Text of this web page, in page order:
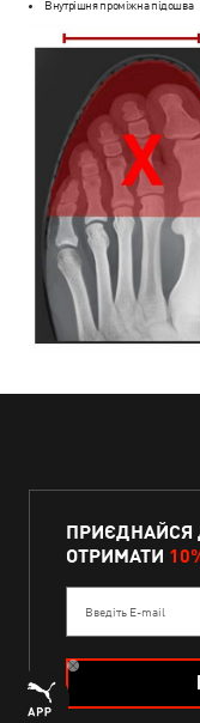
Внутрішня проміжна підошва
ПРИЄДНАЙСЯ
ОТРИМАТИ
Введіть E-mail